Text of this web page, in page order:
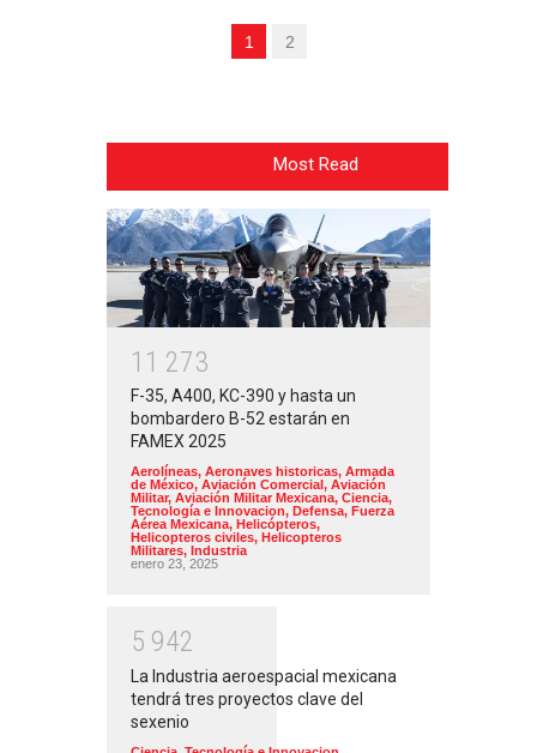
1 2
Most Read
1 1 273
F-35, A400, KC-390 y hasta un
bombardero B-52 estarán en
FAMEX 2025
Aerolíneas, Aeronaves historicas, Armada
de México, Aviación Comercial, Aviación
Militar, Aviación Militar Mexicana, Ciencia,
Tecnología e Innovacion, Defensa, Fuerza
Aérea Mexicana, Helicópteros,
Helicopteros civiles, Helicopteros
Militares, Industria
enero 23, 2025
5 942
La Industria aeroespacial mexicana
tendrá tres proyectos clave del
sexenio